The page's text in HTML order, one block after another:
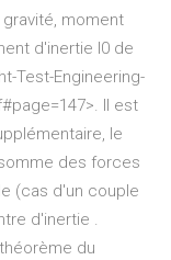
moment
d'inertie I0 de
Test-Engineering-
Il est
le
des forces
(cas d'un couple
d'inertie .
du